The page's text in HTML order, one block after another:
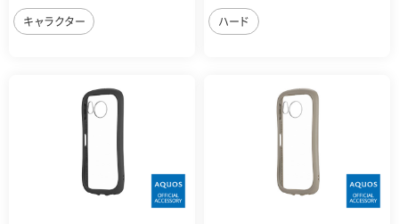
キャラクター ハード